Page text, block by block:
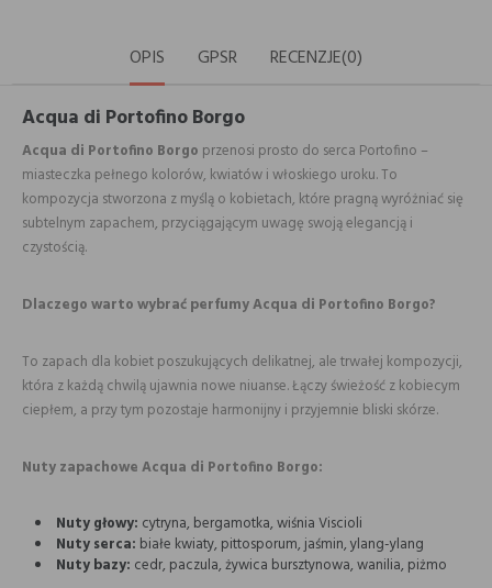
OPIS GPSR RECENZJE(0)
Acqua di Portofino Borgo
Acqua di Portofino Borgo przenosi prosto do serca Portofino –
miasteczka pełnego kolorów, kwiatów i włoskiego uroku. To
kompozycja stworzona z myślą o kobietach, które pragną wyróżniać się
subtelnym zapachem, przyciągającym uwagę swoją elegancją i
czystością.
Dlaczego warto wybrać perfumy Acqua di Portofino Borgo?
To zapach dla kobiet poszukujących delikatnej, ale trwałej kompozycji,
która z każdą chwilą ujawnia nowe niuanse. Łączy świeżość z kobiecym
ciepłem, a przy tym pozostaje harmonijny i przyjemnie bliski skórze.
Nuty zapachowe Acqua di Portofino Borgo:
Nuty głowy: cytryna, bergamotka, wiśnia Viscioli
Nuty serca: białe kwiaty, pittosporum, jaśmin, ylang-ylang
Nuty bazy: cedr, paczula, żywica bursztynowa, wanilia, piżmo